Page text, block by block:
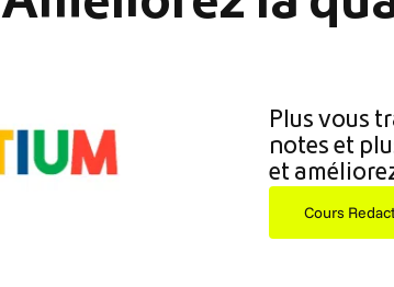
Plus vous
notes et
et
Cours